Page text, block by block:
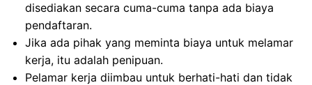
disediakan secara cuma-cuma tanpa ada biaya
pendaftaran.
Jika ada pihak yang meminta biaya untuk melamar
kerja, itu adalah penipuan.
Pelamar kerja diimbau untuk berhati-hati dan tidak